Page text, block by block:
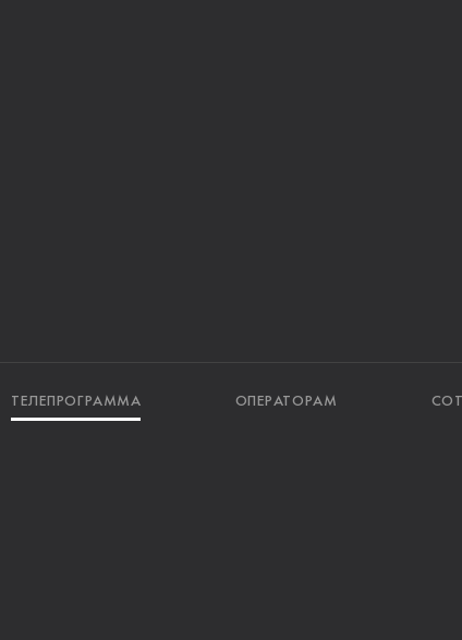
ТЕЛЕПРОГРАММА ОПЕРАТОРАМ